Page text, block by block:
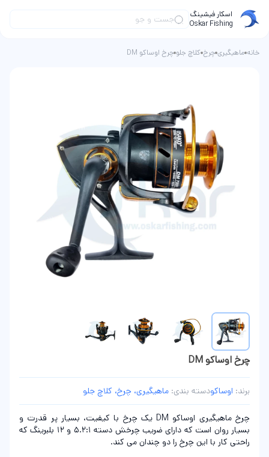
اسکار فیشینگ
Oskar Fishing
خانه ماهیگیری چرخ کلاچ جلو چرخ اوساکو DM
چرخ اوساکو DM
برند: اوساکودسته بندی: ماهیگیری، چرخ، کلاچ جلو
چرخ ماهیگیری اوساکو DM یک چرخ با کیفیت، بسیار پر قدرت و
بسیار روان است که دارای ضریب چرخش دسته 5.2:1 و 12 بلبرینگ که
راحتی کار با این چرخ را دو چندان می کند.